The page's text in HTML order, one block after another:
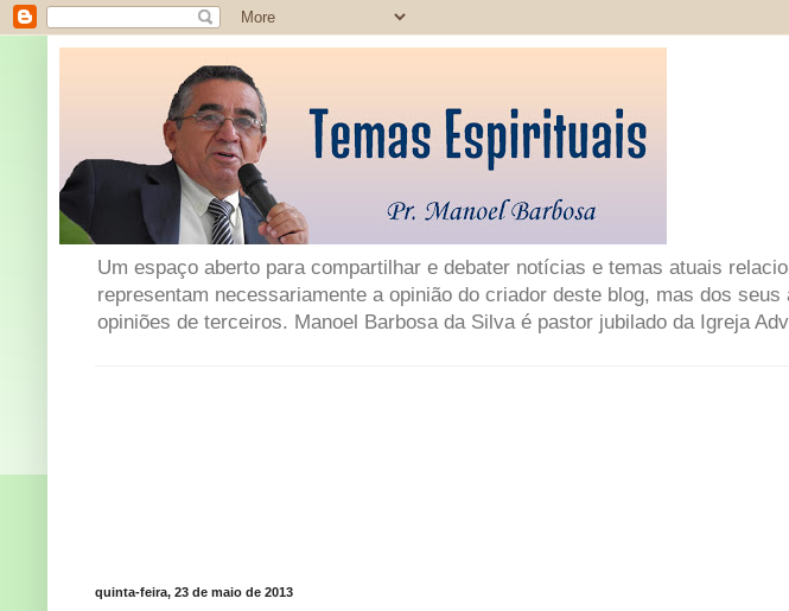
Um espaço aberto para compartilhar e debater notícias e temas atuais
representam necessariamente a opinião do criador deste blog, mas dos
opiniões de terceiros. Manoel Barbosa da Silva é pastor jubilado da Igreja
quinta-feira, 23 de maio de 2013